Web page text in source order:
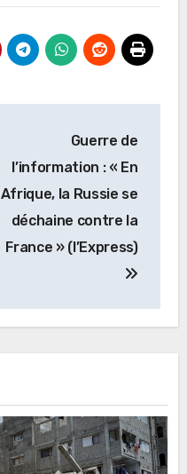
Guerre de
l’information : « En
Afrique, la Russie se
déchaine contre la
France » (l’Express)